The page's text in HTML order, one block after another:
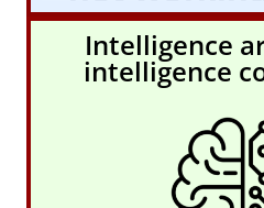
Intelligence
intelligence